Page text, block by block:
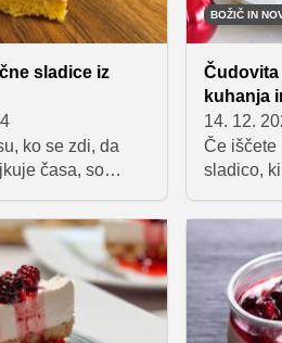
sladice iz
ko se zdi, da
časa, so
za pripravo in
– popolne
obiske ali
ob skodelici čaja.
predstavljamo
vaše goste
BOŽIČ IN
Čudovita
kuhanja
14. 12.
Če iščete
sladico,
veščin,
sladica
pripravili,
storžev
otrokom.
vas bo